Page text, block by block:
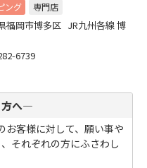
ング 専門店
福岡市博多区 JR九州各線 博
6739
方へ―
お客様に対して、願い事や
それぞれの方にふさわし